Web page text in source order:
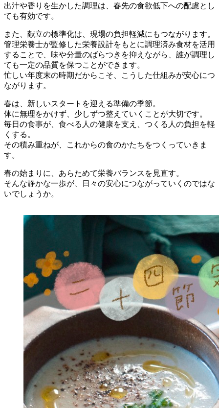
出汁や香りを生かした調理は、春先の食欲低下への配慮とし
ても有効です。
また、献立の標準化は、現場の負担軽減にもつながります。
管理栄養士が監修した栄養設計をもとに調理済み食材を活用
することで、味や分量のばらつきを抑えながら、誰が調理し
ても一定の品質を保つことができます。
忙しい年度末の時期だからこそ、こうした仕組みが安心につ
ながります。
春は、新しいスタートを迎える準備の季節。
体に無理をかけず、少しずつ整えていくことが大切です。
毎日の食事が、食べる人の健康を支え、つくる人の負担を軽
くする。
その積み重ねが、これからの食のかたちをつくっていきま
す。
春の始まりに、あらためて栄養バランスを見直す。
そんな静かな一歩が、日々の安心につながっていくのではな
いでしょうか。